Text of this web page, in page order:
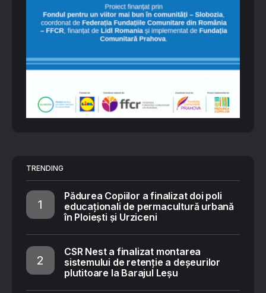
TRENDING
Pădurea Copiilor a finalizat doi poli
educaționali de permacultură urbană
în Ploiești și Urziceni
CSR Nest a finalizat montarea
sistemului de retenție a deșeurilor
plutitoare la Barajul Leșu